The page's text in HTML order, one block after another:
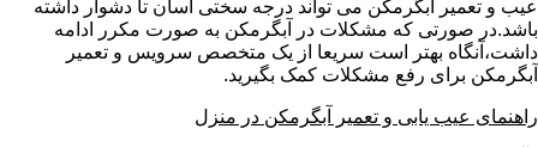
عیب و تعمیر آبگرمکن می تواند درجه سختی آسان تا دشوار داشته
باشد.در صورتی که مشکلات در آبگرمکن به صورت مکرر ادامه
داشت،آنگاه بهتر است سریعا از یک متخصص سرویس و تعمیر
آبگرمکن برای رفع مشکلات کمک بگیرید.
راهنمای عیب یابی و تعمیر آبگرمکن در منزل